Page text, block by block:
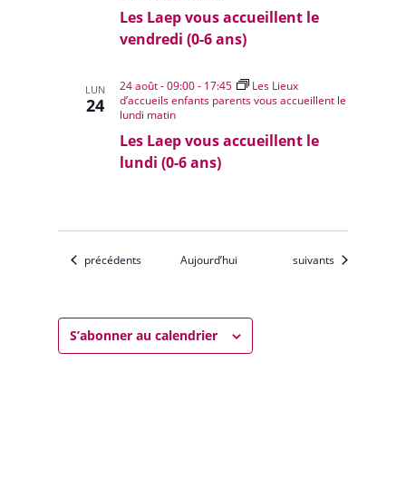
Les Laep vous accueillent le
vendredi (0-6 ans)
LUN
24
Les Laep vous accueillent le
lundi (0-6 ans)
24 août - 09:00- 17:45
Les Lieux
d’accueils enfants parents vous accueillent le
lundi matin
Évènements
précédents Aujourd’hui Évènements
suivants
S’abonner au calendrier